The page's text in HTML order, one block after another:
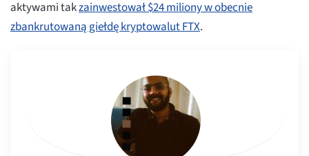
aktywami takzainwestował $24 miliony w obecnie
zbankrutowaną giełdę kryptowalut FTX.